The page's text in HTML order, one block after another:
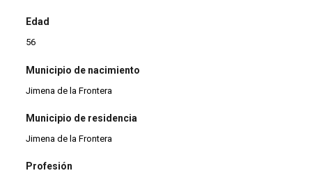
Edad
56
Municipio de nacimiento
Jimena de la Frontera
Municipio de residencia
Jimena de la Frontera
Profesión